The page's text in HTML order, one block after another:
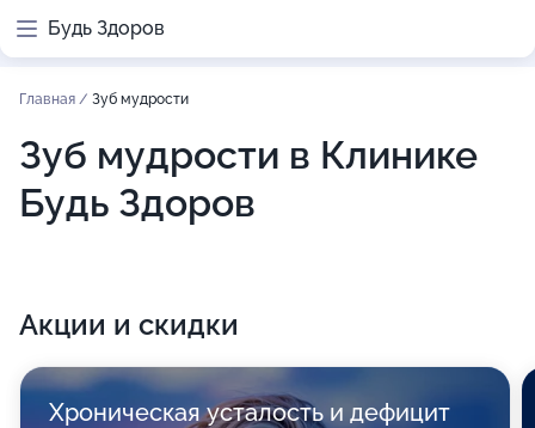
Будь Здоров
Главная / Зуб мудрости
Зуб мудрости в Клинике
Будь Здоров
Акции и скидки
Хроническая усталость и дефицит